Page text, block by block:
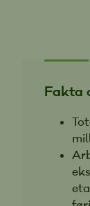
Fakta